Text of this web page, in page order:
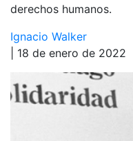
derechos humanos.
Ignacio Walker
| 18 de enero de 2022